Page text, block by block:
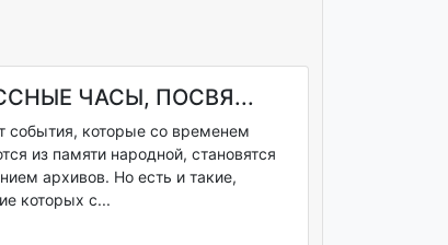
ЧАСЫ, ПОСВЯ...
события, которые со временем
из памяти народной, становятся
архивов. Но есть и такие,
которых с...